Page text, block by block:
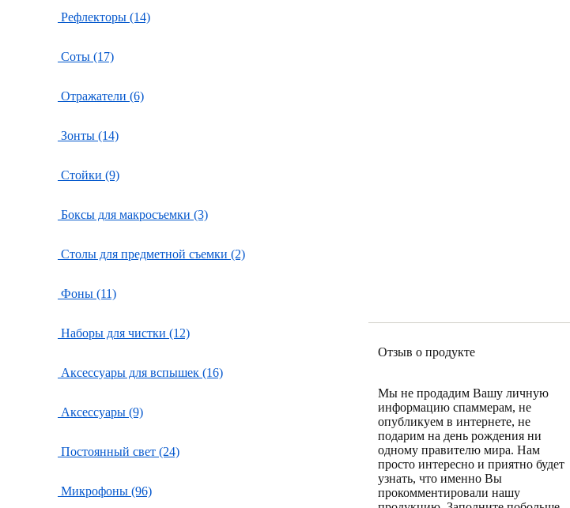
Рефлекторы (14)
Соты (17)
Отражатели (6)
Зонты (14)
Стойки (9)
Боксы для макросъемки (3)
Столы для предметной съемки (2)
Фоны (11)
Наборы для чистки (12)
Аксессуары для вспышек (16)
Аксессуары (9)
Постоянный свет (24)
Микрофоны (96)
Отзыв о продукте
Мы не продадим Вашу личную
информацию спаммерам, не
опубликуем в интернете, не
подарим на день рождения ни
одному правителю мира. Нам
просто интересно и приятно будет
узнать, что именно Вы
прокомментировали нашу